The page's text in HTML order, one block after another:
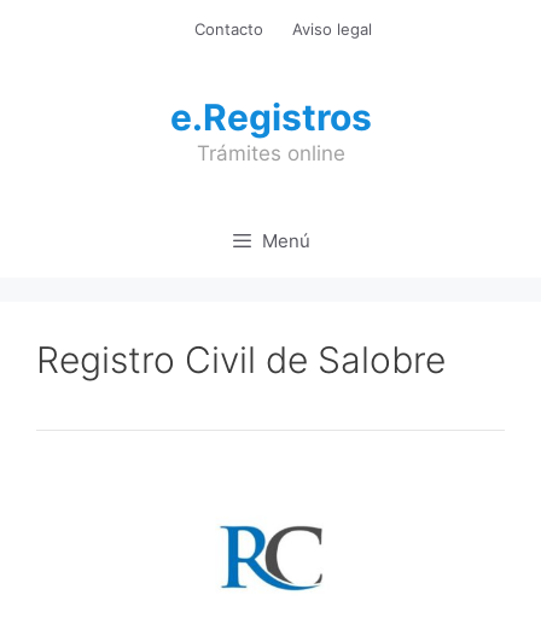
Contacto Aviso legal
e.Registros
Trámites online
Menú
Registro Civil de Salobre